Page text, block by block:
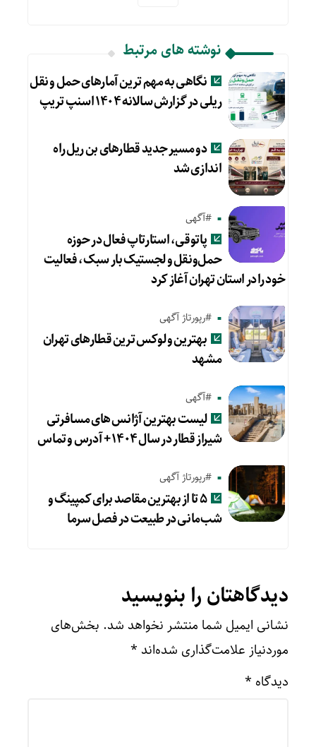
نوشته های مرتبط
نگاهی به مهم ترین آمارهای حمل و نقل
ریلی در گزارش سالانه ۱۴۰۴ اسنپ تریپ
دو مسیر جدید قطارهای بن ریل راه
اندازی شد
#آگهی
پاتوقی، استارتاپ فعال در حوزه
حمل‌ونقل و لجستیک بار سبک، فعالیت
خود را در استان تهران آغاز کرد
#رپورتاژ آگهی
بهترین و لوکس ترین قطارهای تهران
مشهد
#آگهی
لیست بهترین آژانس های مسافرتی
شیراز قطار در سال ۱۴۰۴ + آدرس و تماس
#رپورتاژ آگهی
۵ تا از بهترین مقاصد برای کمپینگ و
شب‌مانی در طبیعت در فصل سرما
دیدگاهتان را بنویسید
نشانی ایمیل شما منتشر نخواهد شد. بخش‌های
موردنیاز علامت‌گذاری شده‌اند *
دیدگاه *